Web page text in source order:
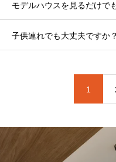
モデルハウスを見るだけで
子供連れでも大丈夫ですか？
1